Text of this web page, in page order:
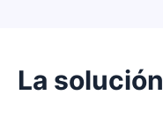
La solución